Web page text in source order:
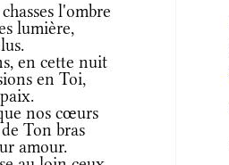
l'ombre
lumière,
en cette nuit
en Toi,
nos cœurs
Ton bras
amour.